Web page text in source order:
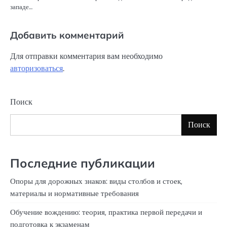
западе…
Добавить комментарий
Для отправки комментария вам необходимо
авторизоваться.
Поиск
Поиск
Последние публикации
Опоры для дорожных знаков: виды столбов и стоек,
материалы и нормативные требования
Обучение вождению: теория, практика первой передачи и
подготовка к экзаменам